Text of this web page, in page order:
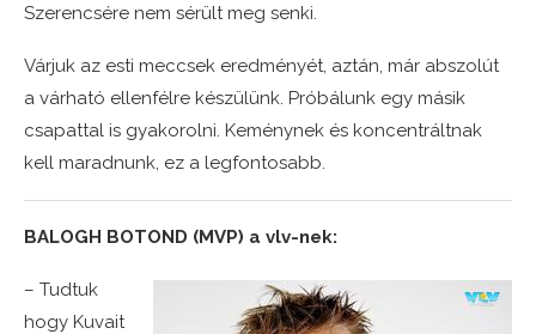
Szerencsére nem sérült meg senki.
Várjuk az esti meccsek eredményét, aztán, már abszolút
a várható ellenfélre készülünk. Próbálunk egy másik
csapattal is gyakorolni. Keménynek és koncentráltnak
kell maradnunk, ez a legfontosabb.
BALOGH BOTOND (MVP) a vlv-nek:
– Tudtuk
hogy Kuvait